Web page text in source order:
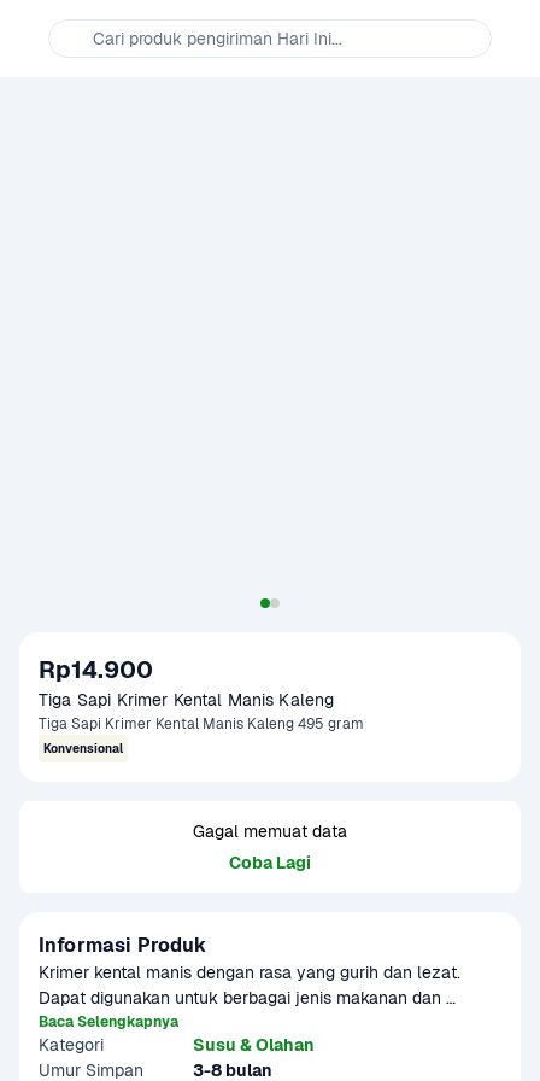
Rp14.900
Tiga Sapi Krimer Kental Manis Kaleng
Tiga Sapi Krimer Kental Manis Kaleng 495 gram
Konvensional
Gagal memuat data
Coba Lagi
Informasi Produk
Krimer kental manis dengan rasa yang gurih dan lezat.
Dapat digunakan untuk berbagai jenis makanan dan
minuman. Seperti teh, kopi, es campur. es teler, roti bakar,
pisang goreng, dan lain-lain.
Baca Selengkapnya
Kategori
Susu & Olahan
Umur Simpan
3-8 bulan
Cari produk pengiriman Hari Ini...